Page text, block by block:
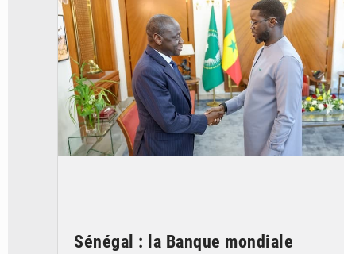
Sénégal : la Banque mondiale